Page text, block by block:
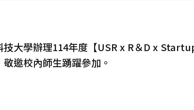
技大學辦理114年度【USR x R＆D x
邀校內師生踴躍參加。